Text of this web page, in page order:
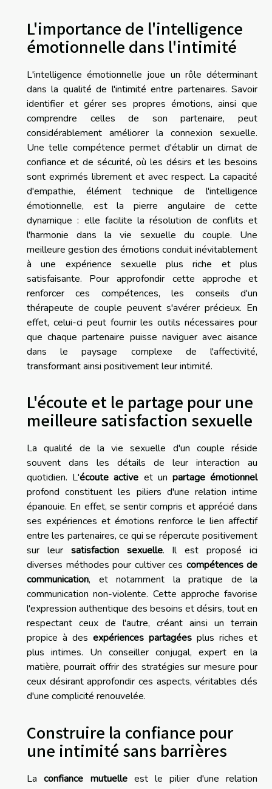
L'importance de l'intelligence
émotionnelle dans l'intimité
L'intelligence émotionnelle joue un rôle déterminant
dans la qualité de l'intimité entre partenaires. Savoir
identifier et gérer ses propres émotions, ainsi que
comprendre celles de son partenaire, peut
considérablement améliorer la connexion sexuelle.
Une telle compétence permet d'établir un climat de
confiance et de sécurité, où les désirs et les besoins
sont exprimés librement et avec respect. La capacité
d'empathie, élément technique de l'intelligence
émotionnelle, est la pierre angulaire de cette
dynamique : elle facilite la résolution de conflits et
l'harmonie dans la vie sexuelle du couple. Une
meilleure gestion des émotions conduit inévitablement
à une expérience sexuelle plus riche et plus
satisfaisante. Pour approfondir cette approche et
renforcer ces compétences, les conseils d'un
thérapeute de couple peuvent s'avérer précieux. En
effet, celui-ci peut fournir les outils nécessaires pour
que chaque partenaire puisse naviguer avec aisance
dans le paysage complexe de l'affectivité,
transformant ainsi positivement leur intimité.
L'écoute et le partage pour une
meilleure satisfaction sexuelle
La qualité de la vie sexuelle d'un couple réside
souvent dans les détails de leur interaction au
quotidien. L'écoute active et un partage émotionnel
profond constituent les piliers d'une relation intime
épanouie. En effet, se sentir compris et apprécié dans
ses expériences et émotions renforce le lien affectif
entre les partenaires, ce qui se répercute positivement
sur leur satisfaction sexuelle. Il est proposé ici
diverses méthodes pour cultiver ces compétences de
communication, et notamment la pratique de la
communication non-violente. Cette approche favorise
l'expression authentique des besoins et désirs, tout en
respectant ceux de l'autre, créant ainsi un terrain
propice à des expériences partagées plus riches et
plus intimes. Un conseiller conjugal, expert en la
matière, pourrait offrir des stratégies sur mesure pour
ceux désirant approfondir ces aspects, véritables clés
d'une complicité renouvelée.
Construire la confiance pour
une intimité sans barrières
Laconfiance mutuelleest le pilier d'une relation